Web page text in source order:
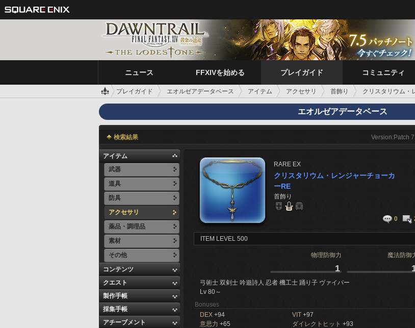
ニュース FFXIVを始める プレイガイド コミュニティ
プレイガイド エオルゼアデータベース アイテム アクセサリ 首飾り クリスタリウム・
エオルゼアデータベース
検索結果 Version:Patch
アイテム
武器
道具
防具
アクセサリ
薬品・調理品
素材
その他
コンテンツ
クエスト
製作手帳
採集手帳
アチーブメント
RARE EX
クリスタリウム・レンジャーチョーカ
ーRE
首飾り
0
ITEM LEVEL 500
物理防御力 魔法防御
1
弓術士 双剣士 吟遊詩人 忍者 機工士 踊り子 ヴァイパー
Lv 80～
Bonuses
DEX +94 VIT +97
意思力 +65 ダイレクトヒット +93